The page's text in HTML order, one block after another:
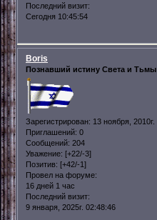
Последний визит:
Сегодня 10:45:54
Boris
Познавший истину Света и Тьмы
Зарегистрирован: 13 ноября, 2010г.
Приглашений: 0
Сообщений: 204
Уважение: [+22/-3]
Позитив: [+42/-1]
Провел на форуме:
16 дней 1 час
Последний визит:
9 января, 2025г. 02:48:46